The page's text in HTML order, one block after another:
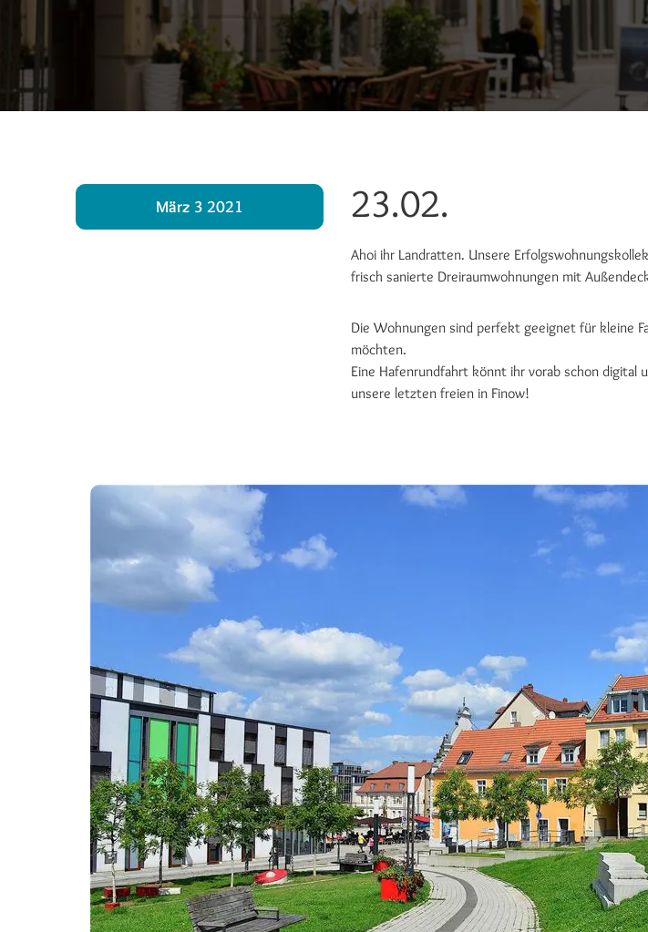
März 3 2021 23.02.
Ahoi ihr Landratten. Unsere
frisch sanierte Dreiraumwohnungen mit
Die Wohnungen sind perfekt geeignet für kleine
möchten.
Eine Hafenrundfahrt könnt ihr vorab schon digital
unsere letzten freien in Finow!